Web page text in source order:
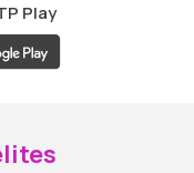
Play